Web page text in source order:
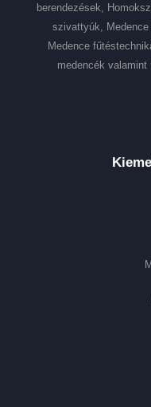
berendezések,
szivattyúk, Medence
Medence
medencék